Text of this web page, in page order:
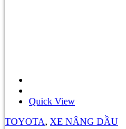
Quick View
TOYOTA, XE NÂNG DẦU